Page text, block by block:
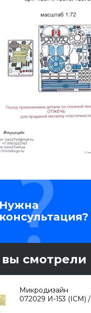
Нужна
консультация?
вы смотрели
Микродизайн
072029 И-153 (ICM) /